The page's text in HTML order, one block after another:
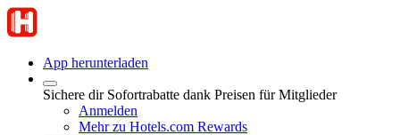
App herunterladen
Sichere dir Sofortrabatte dank Preisen für Mitglieder
Anmelden
Mehr zu Hotels.com Rewards